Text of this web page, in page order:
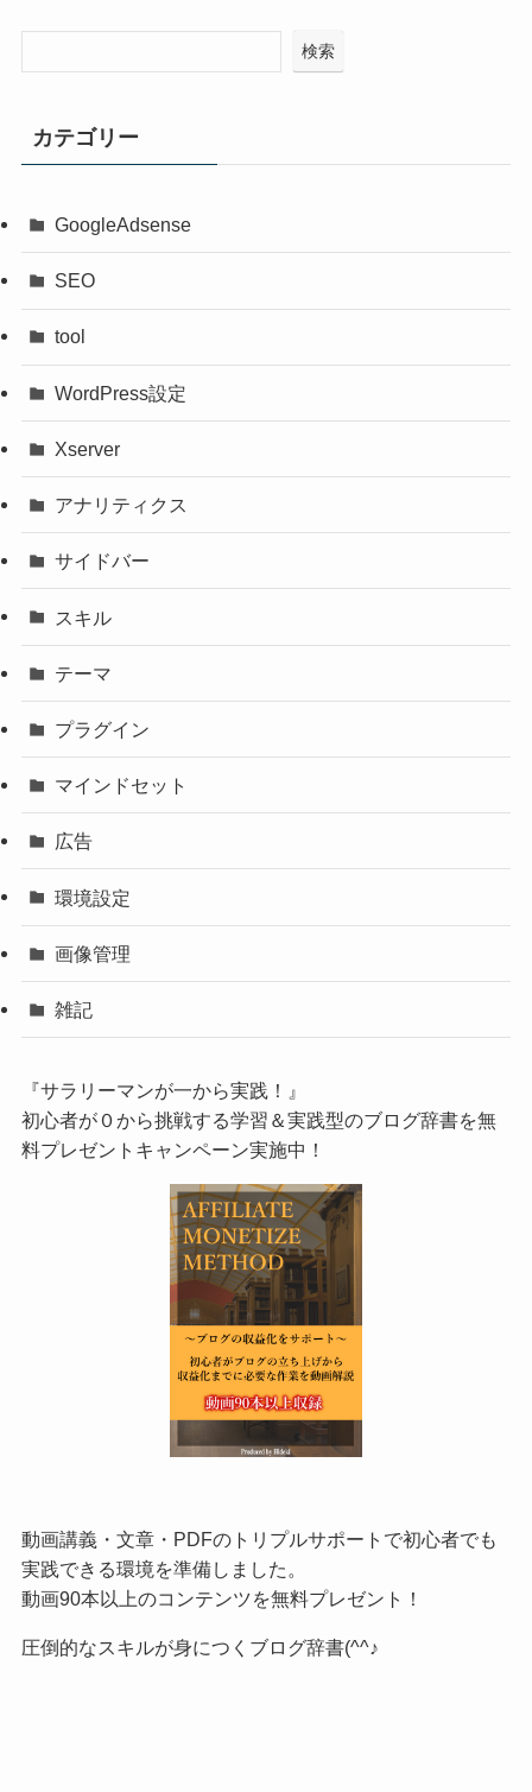
検索
カテゴリー
GoogleAdsense
SEO
tool
WordPress設定
Xserver
アナリティクス
サイドバー
スキル
テーマ
プラグイン
マインドセット
広告
環境設定
画像管理
雑記
『サラリーマンが一から実践！』
初心者が０から挑戦する学習＆実践型のブログ辞書を無
料プレゼントキャンペーン実施中！
動画講義・文章・PDFのトリプルサポートで初心者でも
実践できる環境を準備しました。
動画90本以上のコンテンツを無料プレゼント！
圧倒的なスキルが身につくブログ辞書(^^♪